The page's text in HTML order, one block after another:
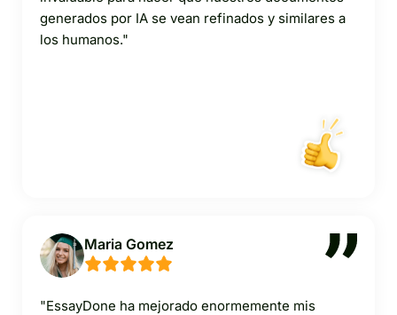
generados por IA se vean refinados y similares a
los humanos."
Maria Gomez
"EssayDone ha mejorado enormemente mis